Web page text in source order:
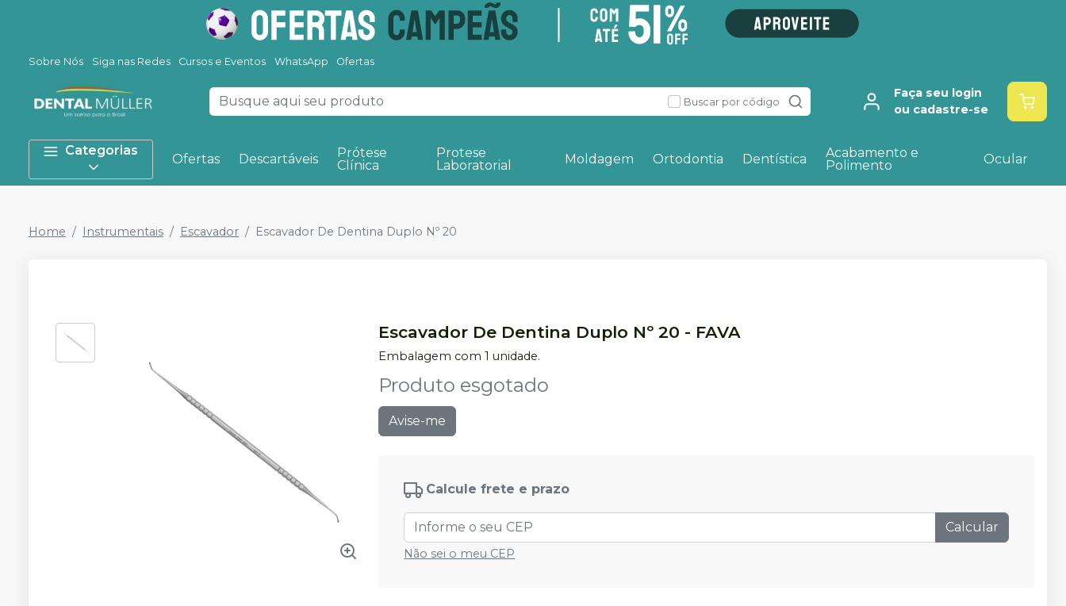
Sobre Nós Siga nas Redes Cursos e Eventos WhatsApp Ofertas
Buscar por código
Faça seu login
ou cadastre-se
Categorias
Ofertas Descartáveis
Prótese
Clínica
Protese
Laboratorial
Moldagem Ortodontia Dentística
Acabamento e
Polimento
Ocular
Home Instrumentais Escavador Escavador De Dentina Duplo Nº 20
Escavador De Dentina Duplo Nº 20 - FAVA
Embalagem com 1 unidade.
Produto esgotado
Avise-me
Calcule frete e prazo
Calcular
Não sei o meu CEP